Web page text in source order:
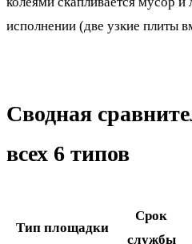
исполнении (две узкие плиты
Сводная
всех 6 типов
Тип площадки
Срок
службы